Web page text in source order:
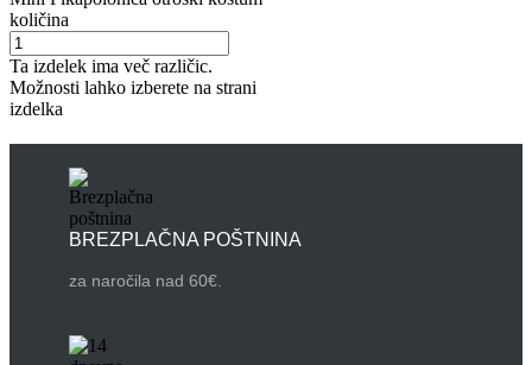
količina
Ta izdelek ima več različic.
Možnosti lahko izberete na strani
izdelka
BREZPLAČNA POŠTNINA
za naročila nad 60€.